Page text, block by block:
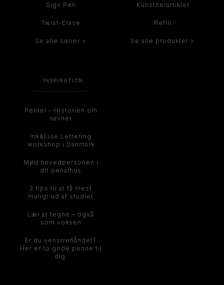
Sign Pen
Twist-Erase
Se alle serier >
Kunstnerartikler
Refill
Se alle produkter >
INSPIRATION
Pentel – Historien om
navnet
Ink&Lise Lettering
workshop i Danmark
Mød hovedpersonen i
dit penalhus
3 tips til at få mest
muligt ud af studiet
Lær at tegne – også
som voksen
Er du venstrehåndet?
Her er to gode penne til
dig.